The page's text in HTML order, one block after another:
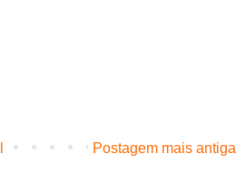
Postagem mais antiga